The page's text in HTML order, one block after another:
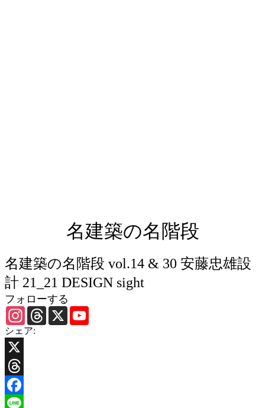
名建築の名階段
名建築の名階段 vol.14 & 30 安藤忠雄設
計 21_21 DESIGN sight
フォローする
InstagramThreads
X
シェア:
X
Threads
Facebook